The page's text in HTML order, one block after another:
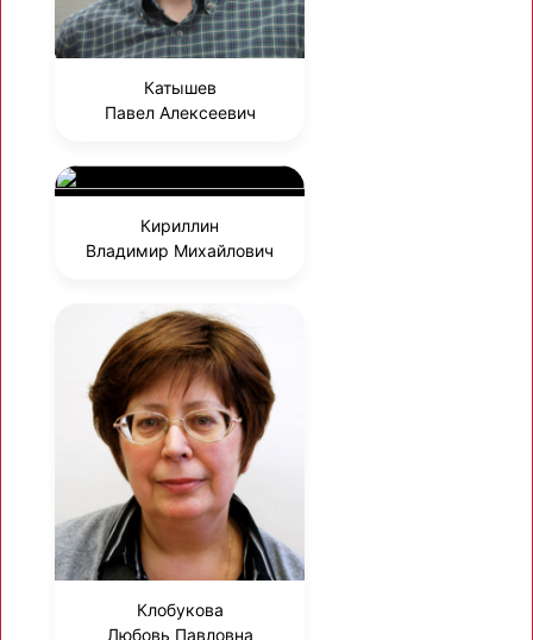
Катышев
Павел Алексеевич
Кириллин
Владимир Михайлович
Клобукова
Любовь Павловна